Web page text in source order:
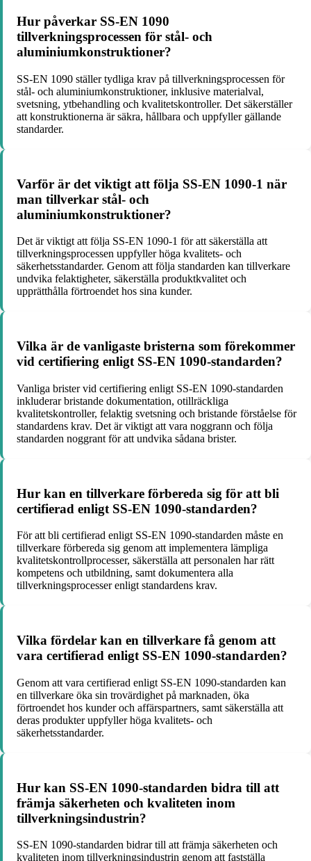
Hur påverkar SS-EN 1090
tillverkningsprocessen för stål- och
aluminiumkonstruktioner?
SS-EN 1090 ställer tydliga krav på tillverkningsprocessen för
stål- och aluminiumkonstruktioner, inklusive materialval,
svetsning, ytbehandling och kvalitetskontroller. Det säkerställer
att konstruktionerna är säkra, hållbara och uppfyller gällande
standarder.
Varför är det viktigt att följa SS-EN 1090-1 när
man tillverkar stål- och
aluminiumkonstruktioner?
Det är viktigt att följa SS-EN 1090-1 för att säkerställa att
tillverkningsprocessen uppfyller höga kvalitets- och
säkerhetsstandarder. Genom att följa standarden kan tillverkare
undvika felaktigheter, säkerställa produktkvalitet och
upprätthålla förtroendet hos sina kunder.
Vilka är de vanligaste bristerna som förekommer
vid certifiering enligt SS-EN 1090-standarden?
Vanliga brister vid certifiering enligt SS-EN 1090-standarden
inkluderar bristande dokumentation, otillräckliga
kvalitetskontroller, felaktig svetsning och bristande förståelse för
standardens krav. Det är viktigt att vara noggrann och följa
standarden noggrant för att undvika sådana brister.
Hur kan en tillverkare förbereda sig för att bli
certifierad enligt SS-EN 1090-standarden?
För att bli certifierad enligt SS-EN 1090-standarden måste en
tillverkare förbereda sig genom att implementera lämpliga
kvalitetskontrollprocesser, säkerställa att personalen har rätt
kompetens och utbildning, samt dokumentera alla
tillverkningsprocesser enligt standardens krav.
Vilka fördelar kan en tillverkare få genom att
vara certifierad enligt SS-EN 1090-standarden?
Genom att vara certifierad enligt SS-EN 1090-standarden kan
en tillverkare öka sin trovärdighet på marknaden, öka
förtroendet hos kunder och affärspartners, samt säkerställa att
deras produkter uppfyller höga kvalitets- och
säkerhetsstandarder.
Hur kan SS-EN 1090-standarden bidra till att
främja säkerheten och kvaliteten inom
tillverkningsindustrin?
SS-EN 1090-standarden bidrar till att främja säkerheten och
kvaliteten inom tillverkningsindustrin genom att fastställa